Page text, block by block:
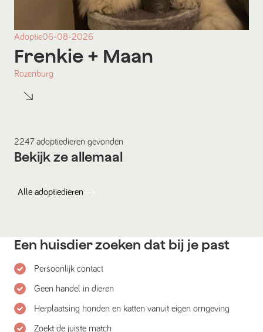
Adoptie06-08-2026
Frenkie + Maan
Rozenburg
2247 adoptiedieren gevonden
Bekijk ze allemaal
Alle adoptiedieren
Een huisdier zoeken dat bij je past
Persoonlijk contact
Geen handel in dieren
Herplaatsing honden en katten vanuit eigen omgeving
Zoekt de juiste match